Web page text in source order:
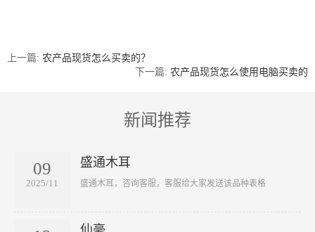
上一篇: 农产品现货怎么买卖的？
下一篇: 农产品现货怎么使用电脑买卖的
新闻推荐
09
2025/11
盛通木耳
​盛通木耳，咨询客服，客服给大家发送该品种表格